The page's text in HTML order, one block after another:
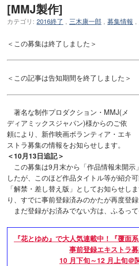
[MMJ製作]
カテゴリ: 2016終了 , 三木康一郎 , 募集情報 ,
＜この募集は終了しました＞
＜この記事は告知期間を終了しました＞
著名な制作プロダクション・MMJ(メ
ディアミックスジャパン)様からのご依
頼により、新作映画ボランティア・エキ
ストラ募集の情報をお知らせします。
＜10月13日追記＞
この募集は9月末から「作品情報未開示
したが、このほど作品タイトル等が紹介可
「解禁・差し替え版」としてお知らせし
り、すでに事前登録済みのかたが再度登
まだ登録がお済みでない方は、ふるって
『花とゆめ』で大人気連載中！『覆面
事前登録エキストラ募
10 月下旬～12 月上旬＠